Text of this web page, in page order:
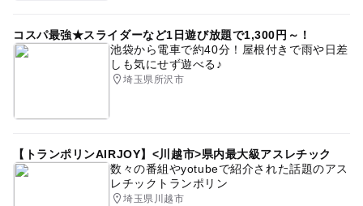
コスパ最強★スライダーなど1日遊び放題で1,300円～！
池袋から電車で約40分！屋根付きで雨や日差
しも気にせず遊べる♪
埼玉県所沢市
【トランポリンAIRJOY】<川越市>県内最大級アスレチック
数々の番組やyotubeで紹介された話題のアス
レチックトランポリン
埼玉県川越市